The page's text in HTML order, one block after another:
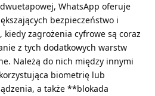
WhatsApp oferuje
bezpieczeństwo i
kiedy zagrożenia cyfrowe są coraz
z tych dodatkowych warstw
Należą do nich między innymi
biometrię lub
a także **blokada